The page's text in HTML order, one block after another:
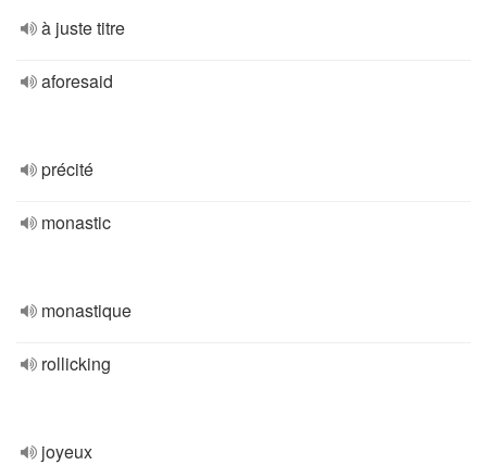
à juste titre
aforesaid
précité
monastic
monastique
rollicking
joyeux